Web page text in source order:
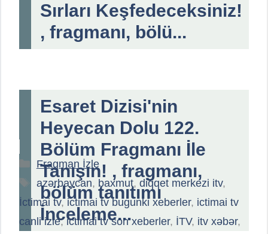
Sırları Keşfedeceksiniz!
, fragmanı, bölü...
Esaret Dizisi'nin
Heyecan Dolu 122.
Bölüm Fragmanı İle
Tanışın! , fragmanı,
bölüm tanıtımı
İnceleme...
Kategoriler
Fragman İzle
Etiketler
azərbaycan, baxmut, diqqet merkezi itv,
İctimai tv,ictimai tv bugunki xeberler, ictimai tv
canli izle,ictimai tv son xeberler, İTV, itv xəbər,